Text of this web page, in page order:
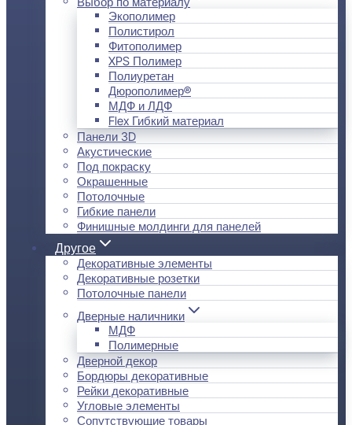
Экополимер
Полистирол
Фитополимер
XPS Полимер
Полиуретан
Дюрополимер®
МДФ и ЛДФ
Flex Гибкий материал
Панели 3D
Акустические
Под покраску
Окрашенные
Потолочные
Гибкие панели
Финишные молдинги для панелей
Другое
Декоративные элементы
Декоративные розетки
Потолочные панели
Дверные наличники
МДФ
Полимерные
Дверной декор
Бордюры декоративные
Рейки декоративные
Угловые элементы
Сопутствующие товары